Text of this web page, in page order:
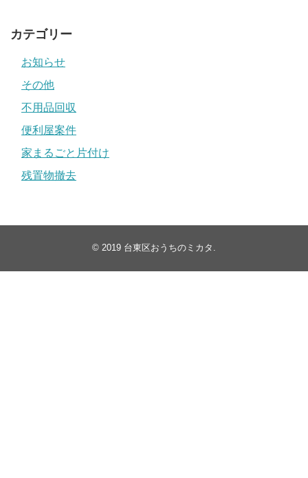
カテゴリー
お知らせ
その他
不用品回収
便利屋案件
家まるごと片付け
残置物撤去
© 2019 台東区おうちのミカタ .